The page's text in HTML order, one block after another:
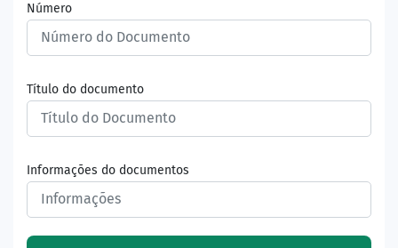
Número
Título do documento
Informações do documentos